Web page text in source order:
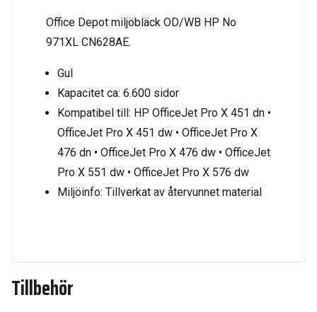
Office Depot miljöbläck OD/WB HP No
971XL CN628AE.
Gul
Kapacitet ca: 6.600 sidor
Kompatibel till: HP OfficeJet Pro X 451 dn •
OfficeJet Pro X 451 dw • OfficeJet Pro X
476 dn • OfficeJet Pro X 476 dw • OfficeJet
Pro X 551 dw • OfficeJet Pro X 576 dw
Miljöinfo: Tillverkat av återvunnet material
Tillbehör